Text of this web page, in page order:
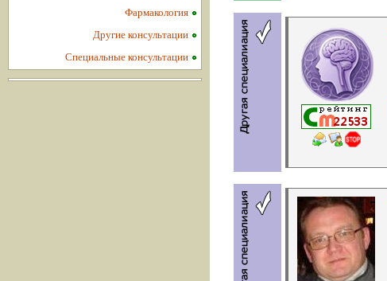
Фармакология
Другие консультации
Специальные консультации